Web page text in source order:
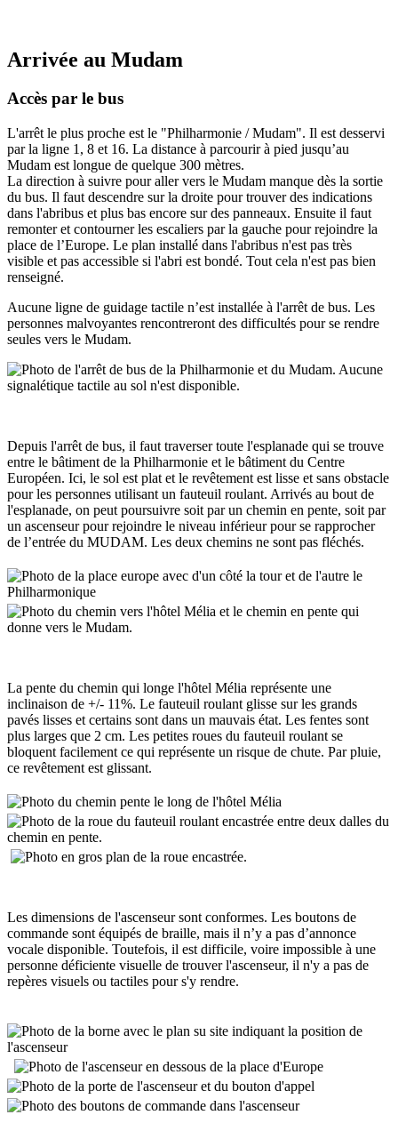
Arrivée au Mudam
Accès par le bus
L'arrêt le plus proche est le "Philharmonie / Mudam". Il est desservi
par la ligne 1, 8 et 16. La distance à parcourir à pied jusqu’au
Mudam est longue de quelque 300 mètres.
La direction à suivre pour aller vers le Mudam manque dès la sortie
du bus. Il faut descendre sur la droite pour trouver des indications
dans l'abribus et plus bas encore sur des panneaux. Ensuite il faut
remonter et contourner les escaliers par la gauche pour rejoindre la
place de l’Europe. Le plan installé dans l'abribus n'est pas très
visible et pas accessible si l'abri est bondé. Tout cela n'est pas bien
renseigné.
Aucune ligne de guidage tactile n’est installée à l'arrêt de bus. Les
personnes malvoyantes rencontreront des difficultés pour se rendre
seules vers le Mudam.
Depuis l'arrêt de bus, il faut traverser toute l'esplanade qui se trouve
entre le bâtiment de la Philharmonie et le bâtiment du Centre
Européen. Ici, le sol est plat et le revêtement est lisse et sans obstacle
pour les personnes utilisant un fauteuil roulant. Arrivés au bout de
l'esplanade, on peut poursuivre soit par un chemin en pente, soit par
un ascenseur pour rejoindre le niveau inférieur pour se rapprocher
de l’entrée du MUDAM. Les deux chemins ne sont pas fléchés.
La pente du chemin qui longe l'hôtel Mélia représente une
inclinaison de +/- 11%. Le fauteuil roulant glisse sur les grands
pavés lisses et certains sont dans un mauvais état. Les fentes sont
plus larges que 2 cm. Les petites roues du fauteuil roulant se
bloquent facilement ce qui représente un risque de chute. Par pluie,
ce revêtement est glissant.
Les dimensions de l'ascenseur sont conformes. Les boutons de
commande sont équipés de braille, mais il n’y a pas d’annonce
vocale disponible. Toutefois, il est difficile, voire impossible à une
personne déficiente visuelle de trouver l'ascenseur, il n'y a pas de
repères visuels ou tactiles pour s'y rendre.